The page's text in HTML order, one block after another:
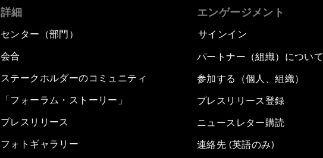
詳細
センター（部門）
会合
ステークホルダーのコミュニティ
「フォーラム・ストーリー」
プレスリリース
フォトギャラリー
エンゲージメント
サインイン
パートナー（組織）について
参加する（個人、組織）
プレスリリース登録
ニュースレター購読
連絡先 (英語のみ)